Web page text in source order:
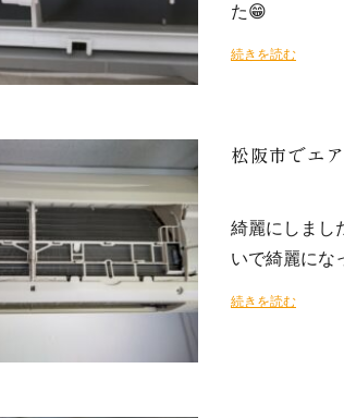
た😁
続きを読む
松阪市でエ
綺麗にしまし
いで綺麗にな
続きを読む